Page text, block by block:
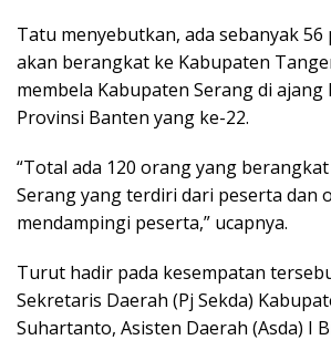
Tatu menyebutkan, ada sebanyak 56
akan berangkat ke Kabupaten
membela Kabupaten Serang di
Provinsi Banten yang ke-22.
“Total ada 120 orang yang
Serang yang terdiri dari peserta dan
mendampingi peserta,” ucapnya.
Turut hadir pada kesempatan
Sekretaris Daerah (Pj Sekda)
Suhartanto, Asisten Daerah (Asda) I